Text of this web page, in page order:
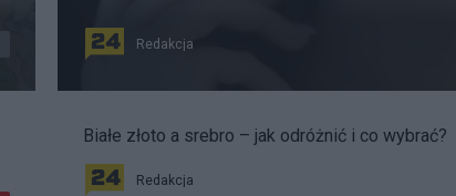
Redakcja
Białe złoto a srebro – jak odróżnić i co wybrać?
Redakcja